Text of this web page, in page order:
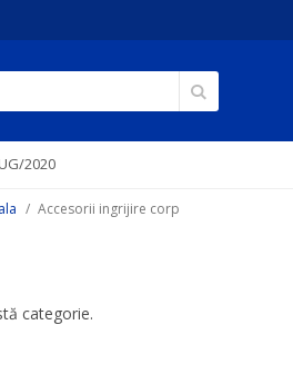
2020
Accesorii ingrijire corp
categorie.